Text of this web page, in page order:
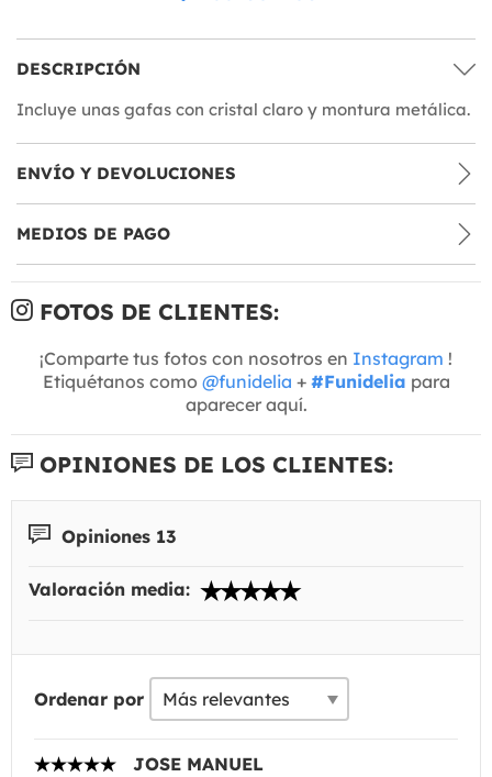
DESCRIPCIÓN
Incluye unas gafas con cristal claro y montura metálica.
ENVÍO Y DEVOLUCIONES
MEDIOS DE PAGO
FOTOS DE CLIENTES:
¡Comparte tus fotos con nosotros en Instagram !
Etiquétanos como @funidelia + #Funidelia para
aparecer aquí.
OPINIONES DE LOS CLIENTES:
Opiniones 13
Valoración media:
Ordenar por
JOSE MANUEL